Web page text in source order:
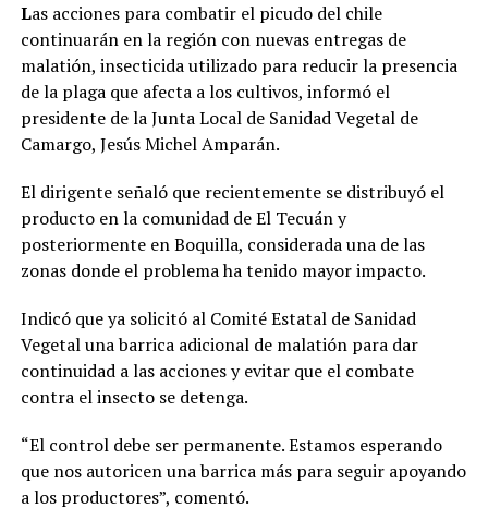
Las acciones para combatir el picudo del chile
continuarán en la región con nuevas entregas de
malatión, insecticida utilizado para reducir la presencia
de la plaga que afecta a los cultivos, informó el
presidente de la Junta Local de Sanidad Vegetal de
Camargo, Jesús Michel Amparán.
El dirigente señaló que recientemente se distribuyó el
producto en la comunidad de El Tecuán y
posteriormente en Boquilla, considerada una de las
zonas donde el problema ha tenido mayor impacto.
Indicó que ya solicitó al Comité Estatal de Sanidad
Vegetal una barrica adicional de malatión para dar
continuidad a las acciones y evitar que el combate
contra el insecto se detenga.
“El control debe ser permanente. Estamos esperando
que nos autoricen una barrica más para seguir apoyando
a los productores”, comentó.